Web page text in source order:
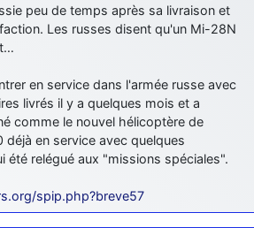
peu de temps après sa livraison et
Les russes disent qu'un Mi-28N
en service dans l'armée russe avec
livrés il y a quelques mois et a
comme le nouvel hélicoptère de
en service avec quelques
été relégué aux "missions spéciales".
spip.php?breve57